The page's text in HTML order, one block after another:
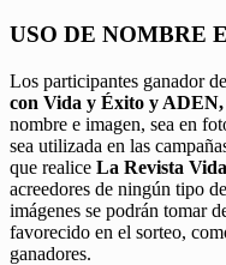
USO DE NOMBRE
Los participantes ganador
con Vida y Éxito y ADEN,
nombre e imagen, sea en
sea utilizada en las
que realice La Revista
acreedores de ningún tipo
imágenes se podrán tomar
favorecido en el sorteo,
ganadores.